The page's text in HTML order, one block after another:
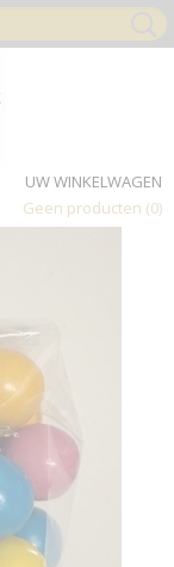
UW WINKELWAGEN
Geen producten (0)